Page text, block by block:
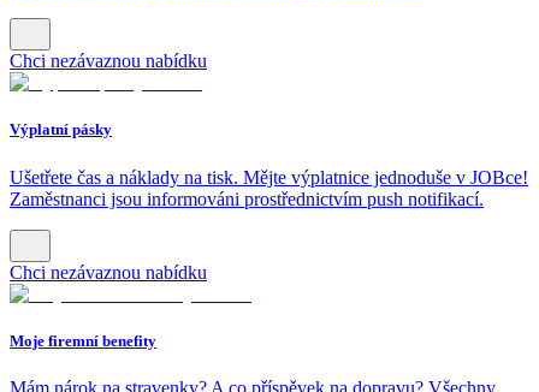
Chci nezávaznou nabídku
Výplatní pásky
Ušetřete čas a náklady na tisk. Mějte výplatnice jednoduše v JOBce!
Zaměstnanci jsou informováni prostřednictvím push notifikací.
Chci nezávaznou nabídku
Moje firemní benefity
Mám nárok na stravenky? A co příspěvek na dopravu? Všechny